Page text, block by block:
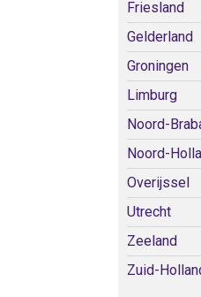
Friesland
Gelderland
Groningen
Limburg
Noord-
Noord-
Overijssel
Utrecht
Zeeland
Zuid-